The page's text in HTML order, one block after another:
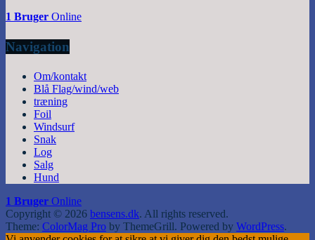
1 Bruger Online
Navigation
Om/kontakt
Blå Flag/wind/web
træning
Foil
Windsurf
Snak
Log
Salg
Hund
1 Bruger Online
Copyright © 2026 bensens.dk. All rights reserved.
Theme: ColorMag Pro by ThemeGrill. Powered by WordPress.